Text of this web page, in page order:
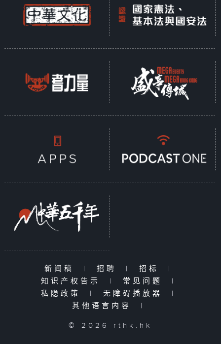
新闻稿 | 招聘 | 招标
|
知识产权告示
| 常见问题
|
私隐政策
| 无障碍播放器
|
其他语言内容
|
© 2026 rthk.hk